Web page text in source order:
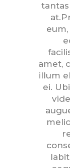
amet,
illum
ei.